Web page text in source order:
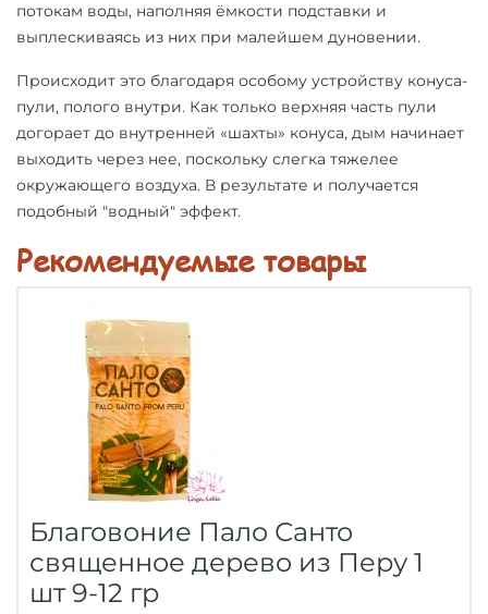
потокам воды, наполняя ёмкости подставки и
выплескиваясь из них при малейшем дуновении.
Происходит это благодаря особому устройству конуса-
пули, полого внутри. Как только верхняя часть пули
догорает до внутренней «шахты» конуса, дым начинает
выходить через нее, поскольку слегка тяжелее
окружающего воздуха. В результате и получается
подобный "водный" эффект.
Рекомендуемые товары
Благовоние Пало Санто
священное дерево из Перу 1
шт 9-12 гр